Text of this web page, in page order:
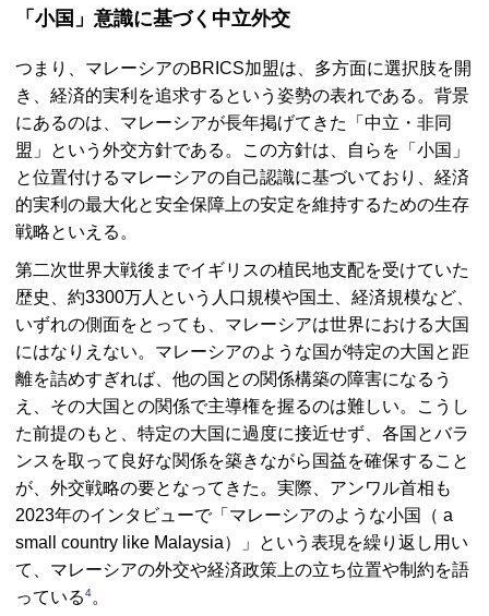
「小国」意識に基づく中立外交
つまり、マレーシアのBRICS加盟は、多方面に選択肢を開
き、経済的実利を追求するという姿勢の表れである。背景
にあるのは、マレーシアが長年掲げてきた「中立・非同
盟」という外交方針である。この方針は、自らを「小国」
と位置付けるマレーシアの自己認識に基づいており、経済
的実利の最大化と安全保障上の安定を維持するための生存
戦略といえる。
第二次世界大戦後までイギリスの植民地支配を受けていた
歴史、約3300万人という人口規模や国土、経済規模など、
いずれの側面をとっても、マレーシアは世界における大国
にはなりえない。マレーシアのような国が特定の大国と距
離を詰めすぎれば、他の国との関係構築の障害になるう
え、その大国との関係で主導権を握るのは難しい。こうし
た前提のもと、特定の大国に過度に接近せず、各国とバラ
ンスを取って良好な関係を築きながら国益を確保すること
が、外交戦略の要となってきた。実際、アンワル首相も
2023年のインタビューで「マレーシアのような小国（ a
small country like Malaysia）」という表現を繰り返し用い
て、マレーシアの外交や経済政策上の立ち位置や制約を語
っている4。